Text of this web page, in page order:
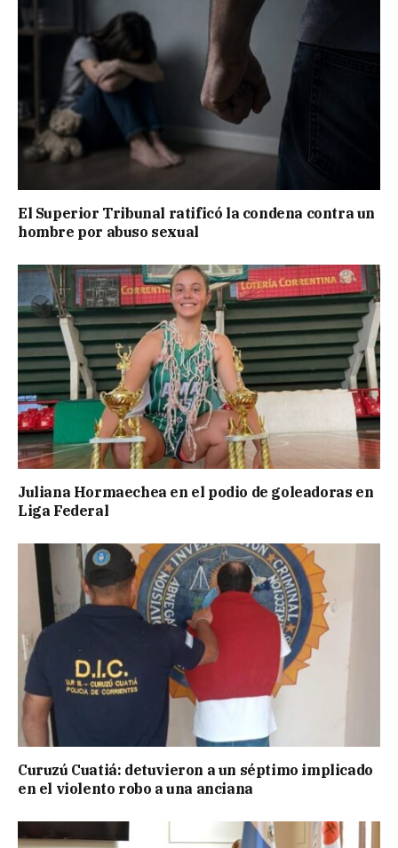
El Superior Tribunal ratificó la condena contra un
hombre por abuso sexual
Juliana Hormaechea en el podio de goleadoras en
Liga Federal
Curuzú Cuatiá: detuvieron a un séptimo implicado
en el violento robo a una anciana